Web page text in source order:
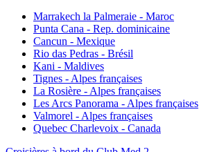
Marrakech la Palmeraie - Maroc
Punta Cana - Rep. dominicaine
Cancun - Mexique
Rio das Pedras - Brésil
Kani - Maldives
Tignes - Alpes françaises
La Rosière - Alpes françaises
Les Arcs Panorama - Alpes françaises
Valmorel - Alpes françaises
Quebec Charlevoix - Canada